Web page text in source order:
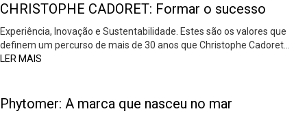
CHRISTOPHE CADORET: Formar o sucesso
Experiência, Inovação e Sustentabilidade. Estes são os valores que
definem um percurso de mais de 30 anos que Christophe Cadoret…
LER MAIS
Phytomer: A marca que nasceu no mar